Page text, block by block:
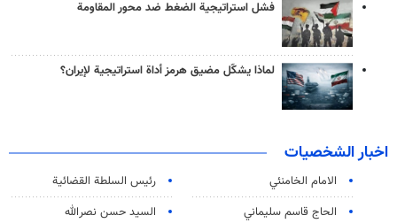
فشل استراتيجية الضغط ضد محور المقاومة
لماذا يشكّل مضيق هرمز أداة استراتيجية لإيران؟
اخبار الشخصيات
الامام الخامنئي
رئیس السلطة القضائیة
الحاج قاسم سليماني
السيد حسن نصرالله